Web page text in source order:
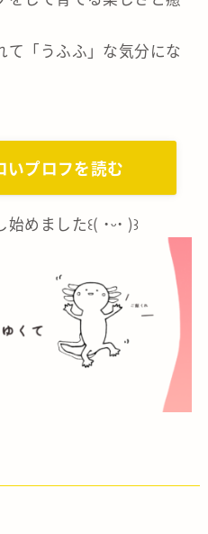
て「うふふ」な気分にな
いプロフを読む
めました꒰( ˙ᵕ‎˙ )꒱